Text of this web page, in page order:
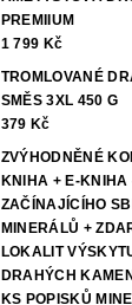
PREMIIUM
1 799 Kč
TROMLOVANÉ
SMĚS 3XL 450 G
379 Kč
ZVÝHODNĚNÉ
KNIHA + E-
ZAČÍNAJÍCÍHO
MINERÁLŮ +
LOKALIT
DRAHÝCH
KS POPISKŮ